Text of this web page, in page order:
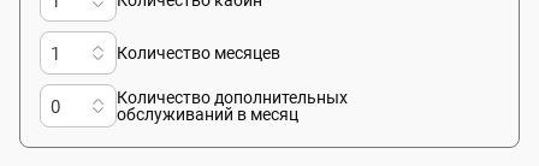
Количество месяцев
Количество дополнительных
обслуживаний в месяц